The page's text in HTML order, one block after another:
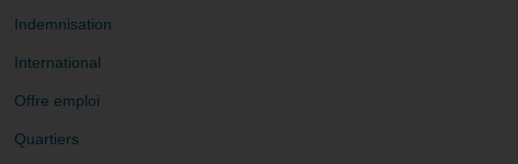
Indemnisation
International
Offre emploi
Quartiers